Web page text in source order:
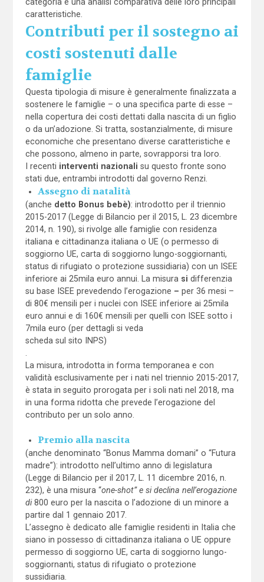
caratteristiche.
Contributi per il sostegno ai
costi sostenuti dalle
famiglie
Questa tipologia di misure è generalmente finalizzata a
sostenere le famiglie – o una specifica parte di esse –
nella copertura dei costi dettati dalla nascita di un figlio
o da un’adozione. Si tratta, sostanzialmente, di misure
economiche che presentano diverse caratteristiche e
che possono, almeno in parte, sovrapporsi tra loro.
I recenti interventi nazionali su questo fronte sono
stati due, entrambi introdotti dal governo Renzi.
Assegno di natalità
(anche detto Bonus bebè): introdotto per il triennio
2015-2017 (Legge di Bilancio per il 2015, L. 23 dicembre
2014, n. 190), si rivolge alle famiglie con residenza
italiana e cittadinanza italiana o UE (o permesso di
soggiorno UE, carta di soggiorno lungo-soggiornanti,
status di rifugiato o protezione sussidiaria) con un ISEE
inferiore ai 25mila euro annui. La misura si differenzia
su base ISEE prevedendo l’erogazione – per 36 mesi –
di 80€ mensili per i nuclei con ISEE inferiore ai 25mila
euro annui e di 160€ mensili per quelli con ISEE sotto i
7mila euro (per dettagli si veda
scheda sul sito INPS)
La misura, introdotta in forma temporanea e con
validità esclusivamente per i nati nel triennio 2015-2017,
è stata in seguito prorogata per i soli nati nel 2018, ma
in una forma ridotta che prevede l’erogazione del
contributo per un solo anno.
Premio alla nascita
(anche denominato “Bonus Mamma domani” o “Futura
madre”): introdotto nell’ultimo anno di legislatura
(Legge di Bilancio per il 2017, L. 11 dicembre 2016, n.
232), è una misura “one-shot” e si declina nell’erogazione
di800 euro per la nascita o l’adozione di un minore a
partire dal 1 gennaio 2017.
L’assegno è dedicato alle famiglie residenti in Italia che
siano in possesso di cittadinanza italiana o UE oppure
permesso di soggiorno UE, carta di soggiorno lungo-
soggiornanti, status di rifugiato o protezione
sussidiaria.